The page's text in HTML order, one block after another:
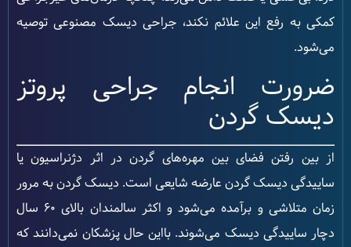
کمکی به رفع این علائم نکند، جراحی دیسک مصنوعی توصیه
می‌شود.
ضرورت انجام جراحی پروتز
دیسک گردن
از بین رفتن فضای بین مهره‌های گردن در اثر دژنراسیون یا
ساییدگی دیسک گردن عارضه شایعی است. دیسک گردن به مرور
زمان متلاشی و برآمده می‌شود و اکثر سالمندان بالای 60 سال
دچار ساییدگی دیسک می‌شوند. بااین حال پزشکان نمی‌دانند که